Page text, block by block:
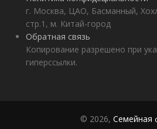
г. Москва, ЦАО, Басманный,
стр.1, м. Китай-город
Обратная связь
Копирование разрешено при
гиперссылки.
© 2026, Семейная